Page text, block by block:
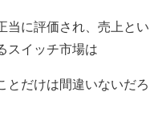
当に評価され、売上とい
スイッチ市場は
とだけは間違いないだろ